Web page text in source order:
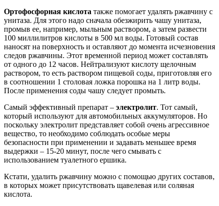
Ортофосфорная кислота также помогает удалять ржавчину с
унитаза. Для этого надо сначала обезжирить чашу унитаза,
промыв ее, например, мыльным раствором, а затем развести
100 миллилитров кислоты в 500 мл воды. Готовый состав
наносят на поверхность и оставляют до момента исчезновения
следов ржавчины. Этот временной период может составлять
от одного до 12 часов. Нейтрализуют кислоту щелочным
раствором, то есть раствором пищевой соды, приготовляя его
в соотношении 1 столовая ложка порошка на 1 литр воды.
После применения соды чашу следует промыть.
Самый эффективный препарат – электролит. Тот самый,
который используют для автомобильных аккумуляторов. Но
поскольку электролит представляет собой очень агрессивное
вещество, то необходимо соблюдать особые меры
безопасности при применении и задавать меньшее время
выдержки – 15-20 минут, после чего смывать с
использованием туалетного ершика.
Кстати, удалить ржавчину можно с помощью других составов,
в которых может присутствовать щавелевая или соляная
кислота.